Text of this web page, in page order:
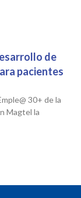
de
pacientes
30+ de la
Magtel la